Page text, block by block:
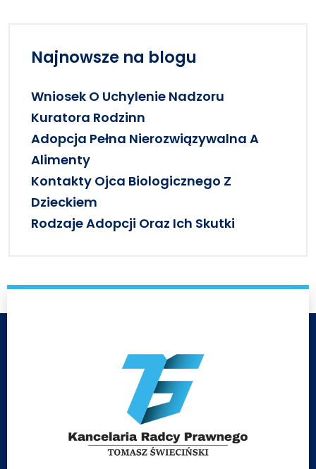
Najnowsze na blogu
Wniosek O Uchylenie Nadzoru
Kuratora Rodzinn
Adopcja Pełna Nierozwiązywalna A
Alimenty
Kontakty Ojca Biologicznego Z
Dzieckiem
Rodzaje Adopcji Oraz Ich Skutki